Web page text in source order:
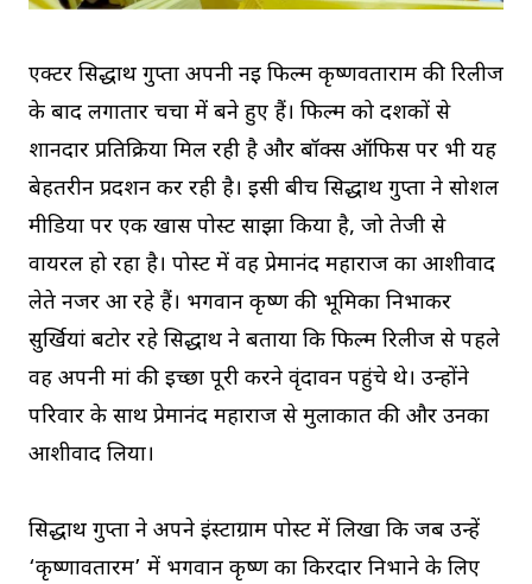
एक्टर सिद्धार्थ गुप्ता अपनी नई फिल्म कृष्णवताराम की रिलीज
के बाद लगातार चर्चा में बने हुए हैं। फिल्म को दर्शकों से
शानदार प्रतिक्रिया मिल रही है और बॉक्स ऑफिस पर भी यह
बेहतरीन प्रदर्शन कर रही है। इसी बीच सिद्धार्थ गुप्ता ने सोशल
मीडिया पर एक खास पोस्ट साझा किया है, जो तेजी से
वायरल हो रहा है। पोस्ट में वह प्रेमानंद महाराज का आशीर्वाद
लेते नजर आ रहे हैं। भगवान कृष्ण की भूमिका निभाकर
सुर्खियां बटोर रहे सिद्धार्थ ने बताया कि फिल्म रिलीज से पहले
वह अपनी मां की इच्छा पूरी करने वृंदावन पहुंचे थे। उन्होंने
परिवार के साथ प्रेमानंद महाराज से मुलाकात की और उनका
आशीर्वाद लिया।
सिद्धार्थ गुप्ता ने अपने इंस्टाग्राम पोस्ट में लिखा कि जब उन्हें
‘कृष्णावतारम’ में भगवान कृष्ण का किरदार निभाने के लिए